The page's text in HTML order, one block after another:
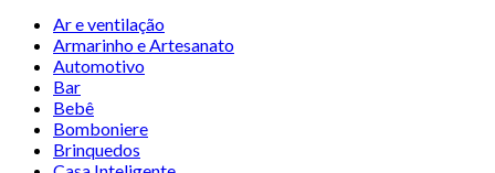
Ar e ventilação
Armarinho e Artesanato
Automotivo
Bar
Bebê
Bomboniere
Brinquedos